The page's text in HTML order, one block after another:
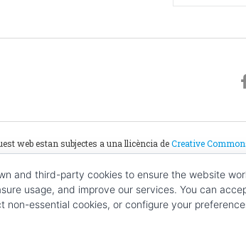
web estan subjectes a una llicència deCreative
Amb el suport de:
and third-party cookies to ensure the website
usage, and improve our services. You can
non-essential cookies, or configure your